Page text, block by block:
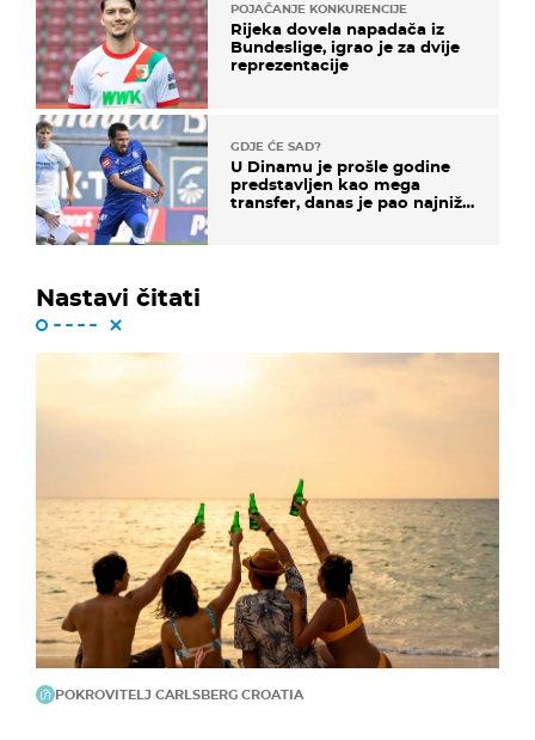
POJAČANJE KONKURENCIJE
Rijeka dovela napadača iz
Bundeslige, igrao je za dvije
reprezentacije
GDJE ĆE SAD?
U Dinamu je prošle godine
predstavljen kao mega
transfer, danas je pao najniže
Nastavi čitati
POKROVITELJ CARLSBERG CROATIA